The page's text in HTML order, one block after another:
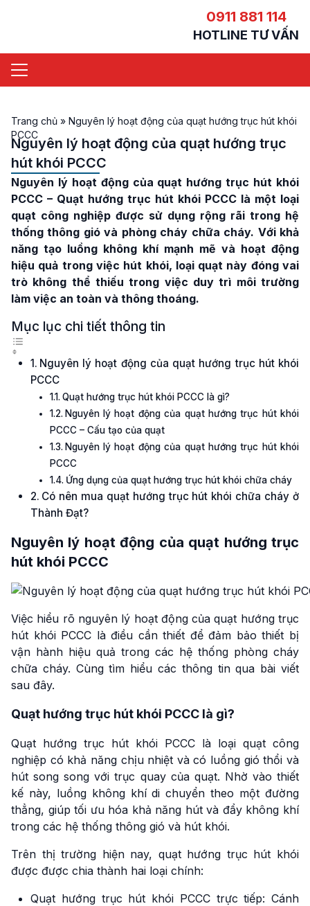
0911 881 114
HOTLINE TƯ VẤN
Trang chủ » Nguyên lý hoạt động của quạt hướng trục hút khói
PCCC
Nguyên lý hoạt động của quạt hướng trục
hút khói PCCC
Nguyên lý hoạt động của quạt hướng trục hút khói
PCCC – Quạt hướng trục hút khói PCCC là một loại
quạt công nghiệp được sử dụng rộng rãi trong hệ
thống thông gió và phòng cháy chữa cháy. Với khả
năng tạo luồng không khí mạnh mẽ và hoạt động
hiệu quả trong việc hút khói, loại quạt này đóng vai
trò không thể thiếu trong việc duy trì môi trường
làm việc an toàn và thông thoáng.
Mục lục chi tiết thông tin
Nguyên lý hoạt động của quạt hướng trục hút khói
PCCC
Quạt hướng trục hút khói PCCC là gì?
Nguyên lý hoạt động của quạt hướng trục hút khói
PCCC – Cấu tạo của quạt
Nguyên lý hoạt động của quạt hướng trục hút khói
PCCC
Ứng dụng của quạt hướng trục hút khói chữa cháy
Có nên mua quạt hướng trục hút khói chữa cháy ở
Thành Đạt?
Nguyên lý hoạt động của quạt hướng trục
hút khói PCCC
Việc hiểu rõ nguyên lý hoạt động của quạt hướng trục
hút khói PCCC là điều cần thiết để đảm bảo thiết bị
vận hành hiệu quả trong các hệ thống phòng cháy
chữa cháy. Cùng tìm hiểu các thông tin qua bài viết
sau đây.
Quạt hướng trục hút khói PCCC là gì?
Quạt hướng trục hút khói PCCC là loại quạt công
nghiệp có khả năng chịu nhiệt và có luồng gió thổi và
hút song song với trục quay của quạt. Nhờ vào thiết
kế này, luồng không khí di chuyển theo một đường
thẳng, giúp tối ưu hóa khả năng hút và đẩy không khí
trong các hệ thống thông gió và hút khói.
Trên thị trường hiện nay, quạt hướng trục hút khói
được được chia thành hai loại chính:
Quạt hướng trục hút khói PCCC trực tiếp: Cánh